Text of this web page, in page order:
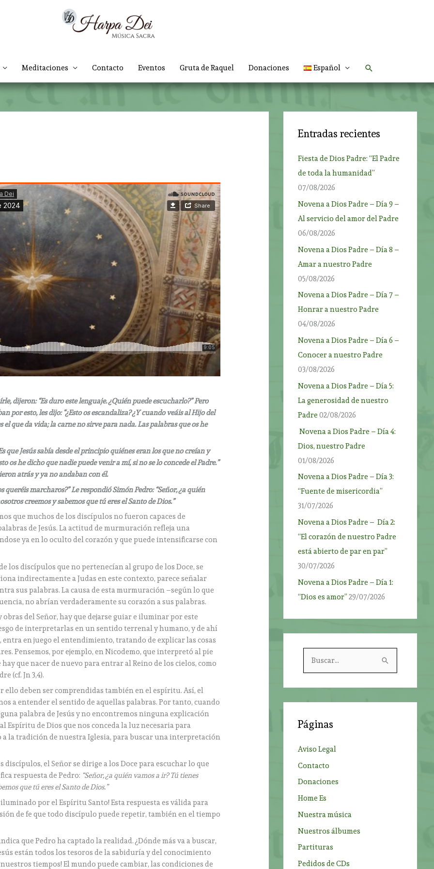
Meditaciones Contacto Eventos Gruta de Raquel Donaciones Español Buscar
dijeron: “Es duro este lenguaje. ¿Quién puede escucharlo?” Pero
por esto, les dijo: “¿Esto os escandaliza? ¿Y cuando veáis al Hijo del
que da vida; la carne no sirve para nada. Las palabras que os he
que Jesús sabía desde el principio quiénes eran los que no creían y
os he dicho que nadie puede venir a mí, si no se lo concede el Padre.”
atrás y ya no andaban con él.
queréis marcharos?” Le respondió Simón Pedro: “Señor, ¿a quién
creemos y sabemos que tú eres el Santo de Dios.”
que muchos de los discípulos no fueron capaces de
de Jesús. La actitud de murmuración refleja una
ya en lo oculto del corazón y que puede intensificarse con
los discípulos que no pertenecían al grupo de los Doce, se
indirectamente a Judas en este contexto, parece señalar
sus palabras. La causa de esta murmuración –según lo que
no abrían verdaderamente su corazón a sus palabras.
del Señor, hay que dejarse guiar e iluminar por este
de interpretarlas en un sentido terrenal y humano, y de ahí
entra en juego el entendimiento, tratando de explicar las cosas
Pensemos, por ejemplo, en Nicodemo, que interpretó al pie
que nacer de nuevo para entrar al Reino de los cielos, como
(cf. Jn 3,4).
ello deben ser comprendidas también en el espíritu. Así, el
a entender el sentido de aquellas palabras. Por tanto, cuando
palabra de Jesús y no encontremos ninguna explicación
de Dios que nos conceda la luz necesaria para
a la tradición de nuestra Iglesia, para buscar una interpretación
el Señor se dirige a los Doce para escuchar lo que
respuesta de Pedro: “Señor, ¿a quién vamos a ir? Tú tienes
que tú eres el Santo de Dios.”
por el Espíritu Santo! Esta respuesta es válida para
de fe que todo discípulo puede repetir, también en el tiempo
que Pedro ha captado la realidad. ¿Dónde más va a buscar,
están todos los tesoros de la sabiduría y del conocimiento
nuestros tiempos! El mundo puede cambiar, las condiciones de
Entradas recientes
Fiesta de Dios Padre: “El Padre
de toda la humanidad”
07/08/2026
Novena a Dios Padre – Día 9 –
Al servicio del amor del Padre
06/08/2026
Novena a Dios Padre – Día 8 –
Amar a nuestro Padre
05/08/2026
Novena a Dios Padre – Día 7 –
Honrar a nuestro Padre
04/08/2026
Novena a Dios Padre – Día 6 –
Conocer a nuestro Padre
03/08/2026
Novena a Dios Padre – Día 5:
La generosidad de nuestro
Padre 02/08/2026
Novena a Dios Padre – Día 4:
Dios, nuestro Padre
01/08/2026
Novena a Dios Padre – Día 3:
“Fuente de misericordia”
31/07/2026
Novena a Dios Padre – Día 2:
“El corazón de nuestro Padre
está abierto de par en par”
30/07/2026
Novena a Dios Padre – Día 1:
“Dios es amor” 29/07/2026
r
:
Páginas
Aviso Legal
Contacto
Donaciones
Home Es
Nuestra música
Nuestros álbumes
Partituras
Pedidos de CDs